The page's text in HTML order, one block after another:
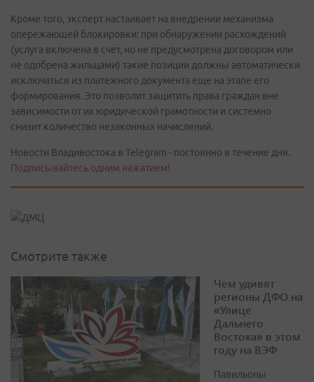
Кроме того, эксперт настаивает на внедрении механизма
опережающей блокировки: при обнаружении расхождений
(услуга включена в счет, но не предусмотрена договором или
не одобрена жильцами) такие позиции должны автоматически
исключаться из платежного документа еще на этапе его
формирования. Это позволит защитить права граждан вне
зависимости от их юридической грамотности и системно
снизит количество незаконных начислений.
Новости Владивостока в Telegram - постоянно в течение дня.
Подписывайтесь одним нажатием!
Смотрите также
Чем удивят
регионы ДФО на
«Улице
Дальнего
Востока» в этом
году на ВЭФ
Павильоны